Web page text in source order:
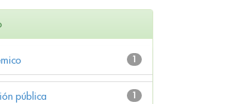
1
1
pública